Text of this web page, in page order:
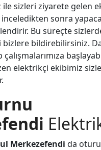
sizleri ziyarete gelen
sonra
Bu süreçte
bizlere bildirebilirsiniz.
elektrikçi ekibimiz
Merkezefendi da